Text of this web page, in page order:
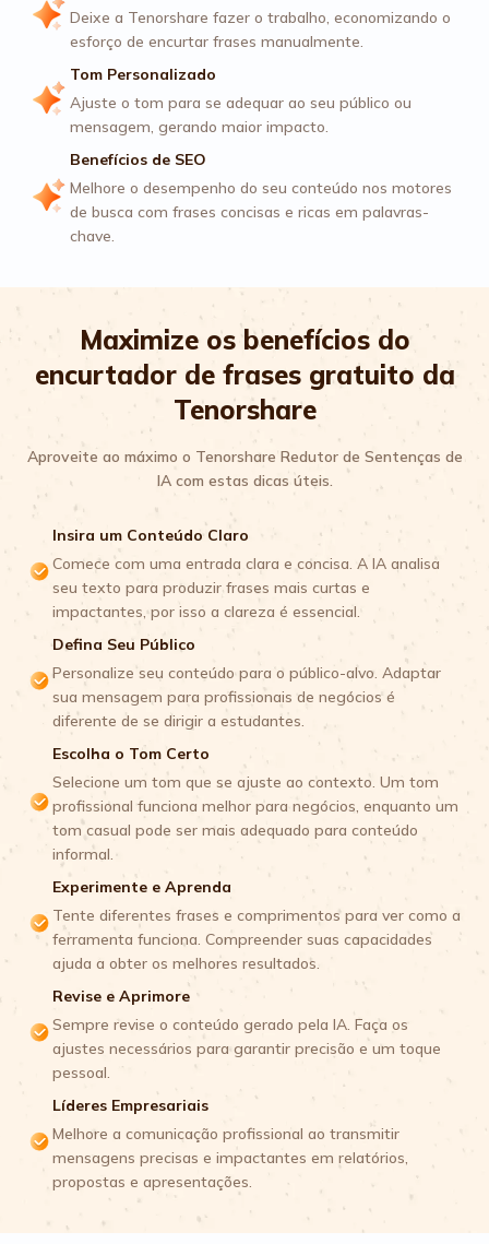
Deixe a Tenorshare fazer o trabalho, economizando o
esforço de encurtar frases manualmente.
Tom Personalizado
Ajuste o tom para se adequar ao seu público ou
mensagem, gerando maior impacto.
Benefícios de SEO
Melhore o desempenho do seu conteúdo nos motores
de busca com frases concisas e ricas em palavras-
chave.
Maximize os benefícios do
encurtador de frases gratuito da
Tenorshare
Aproveite ao máximo o Tenorshare Redutor de Sentenças de
IA com estas dicas úteis.
Insira um Conteúdo Claro
Comece com uma entrada clara e concisa. A IA analisa
seu texto para produzir frases mais curtas e
impactantes, por isso a clareza é essencial.
Defina Seu Público
Personalize seu conteúdo para o público-alvo. Adaptar
sua mensagem para profissionais de negócios é
diferente de se dirigir a estudantes.
Escolha o Tom Certo
Selecione um tom que se ajuste ao contexto. Um tom
profissional funciona melhor para negócios, enquanto um
tom casual pode ser mais adequado para conteúdo
informal.
Experimente e Aprenda
Tente diferentes frases e comprimentos para ver como a
ferramenta funciona. Compreender suas capacidades
ajuda a obter os melhores resultados.
Revise e Aprimore
Sempre revise o conteúdo gerado pela IA. Faça os
ajustes necessários para garantir precisão e um toque
pessoal.
Líderes Empresariais
Melhore a comunicação profissional ao transmitir
mensagens precisas e impactantes em relatórios,
propostas e apresentações.